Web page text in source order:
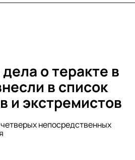
о теракте в
в список
и экстремистов
непосредственных